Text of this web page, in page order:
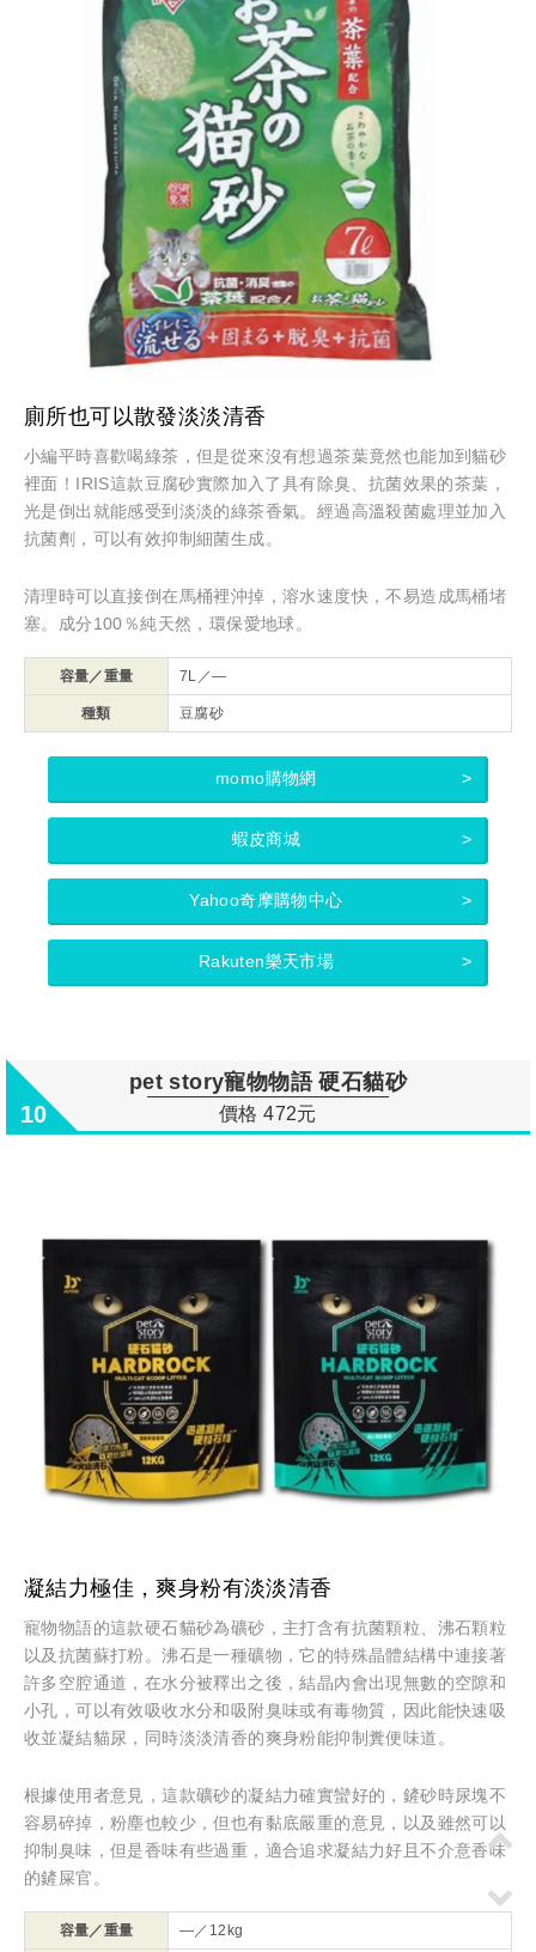
廁所也可以散發淡淡清香
小編平時喜歡喝綠茶，但是從來沒有想過茶葉竟然也能加到貓砂
裡面！IRIS這款豆腐砂實際加入了具有除臭、抗菌效果的茶葉，
光是倒出就能感受到淡淡的綠茶香氣。經過高溫殺菌處理並加入
抗菌劑，可以有效抑制細菌生成。
清理時可以直接倒在馬桶裡沖掉，溶水速度快，不易造成馬桶堵
塞。成分100％純天然，環保愛地球。
容量／重量 7L／—
種類 豆腐砂
momo購物網
蝦皮商城
Yahoo奇摩購物中心
Rakuten樂天市場
10
pet story寵物物語 硬石貓砂
價格 472元
凝結力極佳，爽身粉有淡淡清香
寵物物語的這款硬石貓砂為礦砂，主打含有抗菌顆粒、沸石顆粒
以及抗菌蘇打粉。沸石是一種礦物，它的特殊晶體結構中連接著
許多空腔通道，在水分被釋出之後，結晶內會出現無數的空隙和
小孔，可以有效吸收水分和吸附臭味或有毒物質，因此能快速吸
收並凝結貓尿，同時淡淡清香的爽身粉能抑制糞便味道。
根據使用者意見，這款礦砂的凝結力確實蠻好的，鏟砂時尿塊不
容易碎掉，粉塵也較少，但也有黏底嚴重的意見，以及雖然可以
抑制臭味，但是香味有些過重，適合追求凝結力好且不介意香味
的鏟屎官。
容量／重量 —／12kg